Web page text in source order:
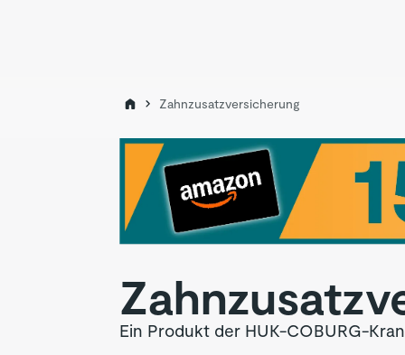
Zahnzusatzversicherung
Ein Produkt der HUK-COBURG-